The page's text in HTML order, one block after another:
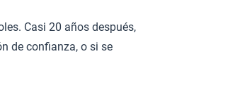
Casi 20 años después,
de confianza, o si se